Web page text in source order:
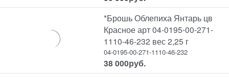
*Брошь Облепиха Янтарь цв
Красное арт 04-0195-00-271-
1110-46-232 вес 2,25 г
04-0195-00-271-1110-46-232
38 000руб.